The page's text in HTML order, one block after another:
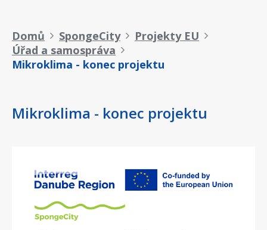
Drobečková
navigace
Domů SpongeCity
Projekty EU
Úřad a samospráva
Mikroklima - konec projektu
Mikroklima - konec projektu